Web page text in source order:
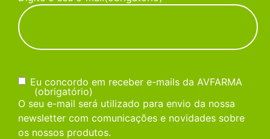
Consentimento(obrigatório)
Eu concordo em receber e-mails da AVFARMA
(obrigatório)
O seu e-mail será utilizado para envio da nossa
newsletter com comunicações e novidades sobre
os nossos produtos.